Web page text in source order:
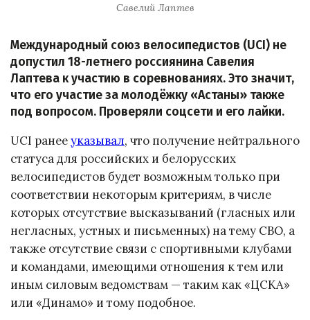
Савелий Лаптев
Международный союз велосипедистов (UCI) не
допустил 18-летнего россиянина Савелия
Лаптева к участию в соревнованиях. Это значит,
что его участие за молодёжку «Астаны» также
под вопросом. Проверяли соцсети и его лайки.
UCI ранееуказывал, что получение нейтрального
статуса для российских и белорусских
велосипедистов будет возможным только при
соответствии некоторым критериям, в числе
которых отсутствие высказываний (гласных или
негласных, устных и письменных) на тему СВО, а
также отсутствие связи с спортивными клубами
и командами, имеющими отношения к тем или
иным силовым ведомствам — таким как «ЦСКА»
или «Динамо» и тому подобное.